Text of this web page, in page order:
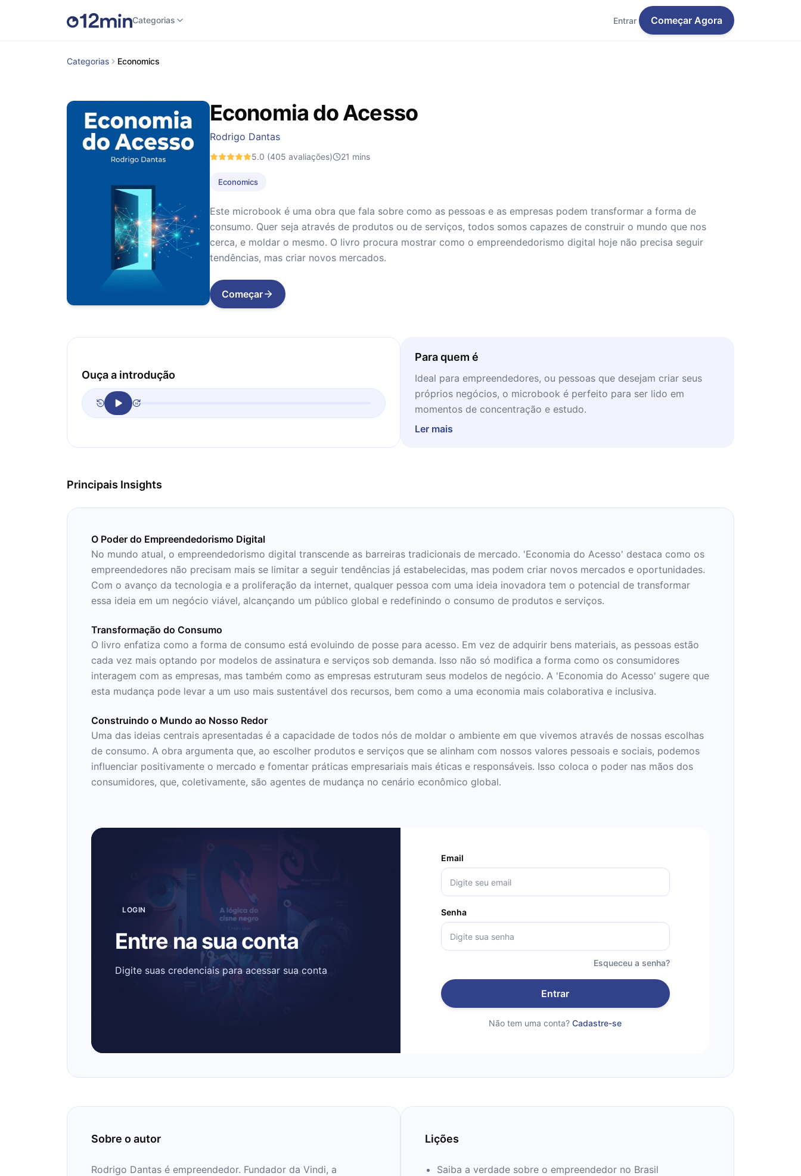
Categorias Entrar Começar Agora
Categorias Economics
Economia do Acesso
Rodrigo Dantas
5.0 (405 avaliações) 21 mins
Economics
Este microbook é uma obra que fala sobre como as pessoas e as empresas podem transformar a forma de
consumo. Quer seja através de produtos ou de serviços, todos somos capazes de construir o mundo que nos
cerca, e moldar o mesmo. O livro procura mostrar como o empreendedorismo digital hoje não precisa seguir
tendências, mas criar novos mercados.
Começar
Ouça a introdução
Para quem é
Ideal para empreendedores, ou pessoas que desejam criar seus
próprios negócios, o microbook é perfeito para ser lido em
momentos de concentração e estudo.
Ler mais
Principais Insights
O Poder do Empreendedorismo Digital
No mundo atual, o empreendedorismo digital transcende as barreiras tradicionais de mercado. 'Economia do Acesso' destaca como os
empreendedores não precisam mais se limitar a seguir tendências já estabelecidas, mas podem criar novos mercados e oportunidades.
Com o avanço da tecnologia e a proliferação da internet, qualquer pessoa com uma ideia inovadora tem o potencial de transformar
essa ideia em um negócio viável, alcançando um público global e redefinindo o consumo de produtos e serviços.
Transformação do Consumo
O livro enfatiza como a forma de consumo está evoluindo de posse para acesso. Em vez de adquirir bens materiais, as pessoas estão
cada vez mais optando por modelos de assinatura e serviços sob demanda. Isso não só modifica a forma como os consumidores
interagem com as empresas, mas também como as empresas estruturam seus modelos de negócio. A 'Economia do Acesso' sugere que
esta mudança pode levar a um uso mais sustentável dos recursos, bem como a uma economia mais colaborativa e inclusiva.
Construindo o Mundo ao Nosso Redor
Uma das ideias centrais apresentadas é a capacidade de todos nós de moldar o ambiente em que vivemos através de nossas escolhas
de consumo. A obra argumenta que, ao escolher produtos e serviços que se alinham com nossos valores pessoais e sociais, podemos
influenciar positivamente o mercado e fomentar práticas empresariais mais éticas e responsáveis. Isso coloca o poder nas mãos dos
consumidores, que, coletivamente, são agentes de mudança no cenário econômico global.
LOGIN
Entre na sua conta
Digite suas credenciais para acessar sua conta
Email
Senha
Esqueceu a senha?
Entrar
Não tem uma conta? Cadastre-se
Sobre o autor
Rodrigo Dantas é empreendedor. Fundador da Vindi, a
Lições
Saiba a verdade sobre o empreendedor no Brasil